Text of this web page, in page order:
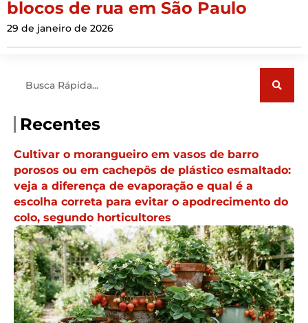
blocos de rua em São Paulo
29 de janeiro de 2026
Recentes
Cultivar o morangueiro em vasos de barro
porosos ou em cachepôs de plástico esmaltado:
veja a diferença de evaporação e qual é a
escolha correta para evitar o apodrecimento do
colo, segundo horticultores